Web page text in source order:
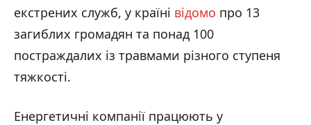
екстрених служб, у країні відомо про 13
загиблих громадян та понад 100
постраждалих із травмами різного ступеня
тяжкості.
Енергетичні компанії працюють у